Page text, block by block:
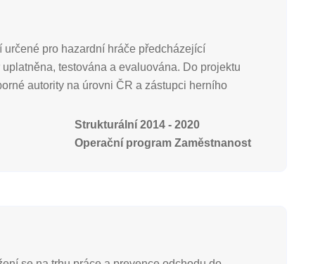
pro hazardní hráče předcházející
testována a evaluována. Do projektu
autority na úrovni ČR a zástupci herního
Strukturální 2014 - 2020
Operační program Zaměstnanost